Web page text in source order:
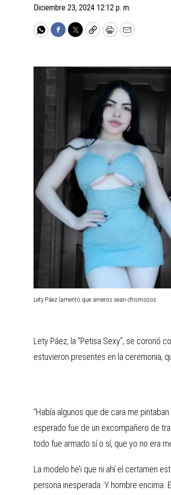
Diciembre 23, 2024 12:12 p. m.
WhatsApp
Facebook
TwitterCopyPrintEmail
Lety Páez lamentó que arrieros sean chismosos.
Lety Páez, la “Petisa Sexy”, se coronó
estuvieron presentes en la ceremonia,
“Había algunos que de cara me
esperado fue de un excompañero de
todo fue armado sí o sí, que yo no era
La modelo he’i que ni ahí el certamen
persona inesperada. Y hombre encima.